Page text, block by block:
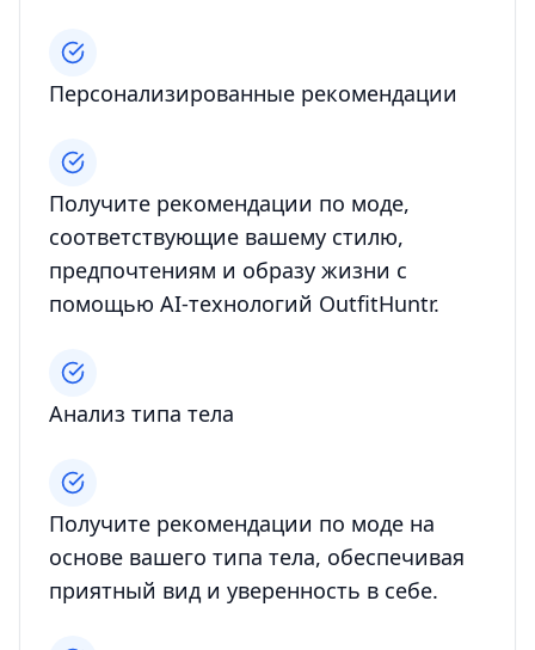
Персонализированные рекомендации
Получите рекомендации по моде,
соответствующие вашему стилю,
предпочтениям и образу жизни с
помощью AI-технологий OutfitHuntr.
Анализ типа тела
Получите рекомендации по моде на
основе вашего типа тела, обеспечивая
приятный вид и уверенность в себе.